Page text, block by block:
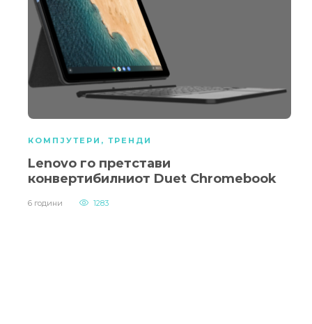
КОМПЈУТЕРИ , ТРЕНДИ
Lenovo го претстави
конвертибилниот Duet Chromebook
6 години 1283